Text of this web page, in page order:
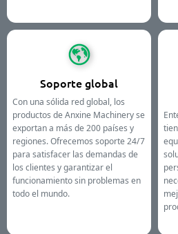
Soporte global
Con una sólida red global, los
productos de Anxine Machinery se
exportan a más de 200 países y
regiones. Ofrecemos soporte 24/7
para satisfacer las demandas de
los clientes y garantizar el
funcionamiento sin problemas en
todo el mundo.